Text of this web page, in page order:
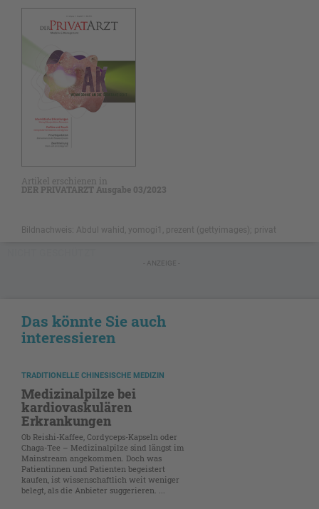
Artikel erschienen in
DER PRIVATARZT Ausgabe 03/2023
Bildnachweis: Abdul wahid, yomogi1, prezent (gettyimages); privat
- ANZEIGE -
Das könnte Sie auch
interessieren
TRADITIONELLE CHINESISCHE MEDIZIN
Medizinalpilze bei
kardiovaskulären
Erkrankungen
Ob Reishi-Kaffee, Cordyceps-Kapseln oder
Chaga-Tee – Medizinalpilze sind längst im
Mainstream angekommen. Doch was
Patientinnen und Patienten begeistert
kaufen, ist wissenschaftlich weit weniger
belegt, als die Anbieter suggerieren. ...